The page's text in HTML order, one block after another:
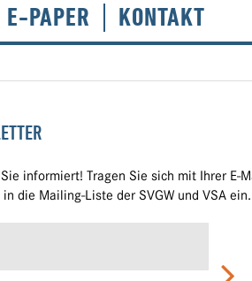
E-PAPER KONTAKT
informiert! Tragen Sie sich mit Ihrer E-
in die Mailing-Liste der SVGW und VSA ein.